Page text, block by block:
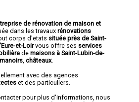
de rénovation de maison et
dans les travaux rénovations
corps d'etats située près de Saint-
et-Loirvous offre ses services
de maisons à Saint-Lubin-de-
manoirs châteaux.
avec des agences
et des particuliers.
pour plus d'informations, nous